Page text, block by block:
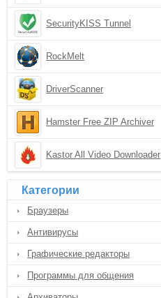
SecurityKISS Tunnel
RockMelt
DriverScanner
Hamster Free ZIP Archiver
Kastor All Video Downloader
Категории
Браузеры
Антивирусы
Графические редакторы
Программы для общения